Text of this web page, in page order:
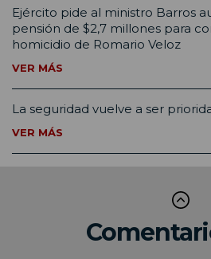
Ejército pide al ministro Barros
pensión de $2,7 millones para
homicidio de Romario Veloz
VER MÁS
La seguridad vuelve a ser
VER MÁS